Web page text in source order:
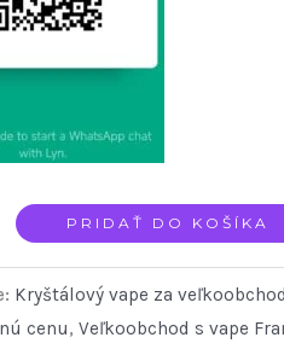
PRIDAŤ DO KOŠÍKA
Kryštálový vape za
cenu, Veľkoobchod s vape